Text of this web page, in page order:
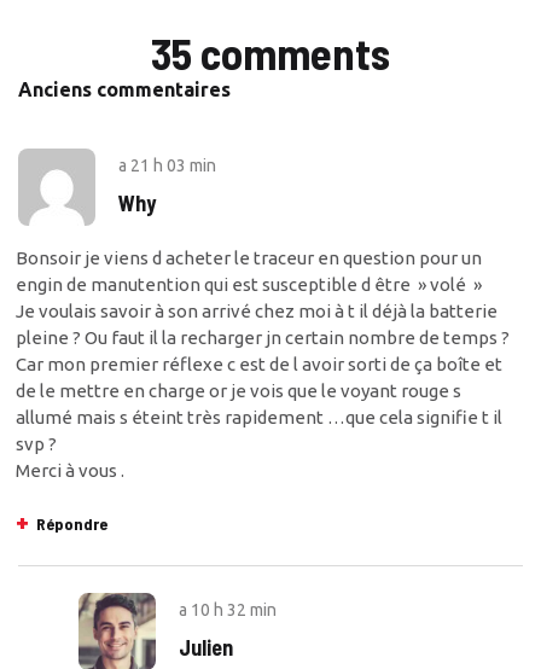
35 comments
Commentaires
Anciens commentaires
a 21 h 03 min
Why
Bonsoir je viens d acheter le traceur en question pour un
engin de manutention qui est susceptible d être » volé »
Je voulais savoir à son arrivé chez moi à t il déjà la batterie
pleine ? Ou faut il la recharger jn certain nombre de temps ?
Car mon premier réflexe c est de l avoir sorti de ça boîte et
de le mettre en charge or je vois que le voyant rouge s
allumé mais s éteint très rapidement …que cela signifie t il
svp ?
Merci à vous .
Répondre
a 10 h 32 min
Julien